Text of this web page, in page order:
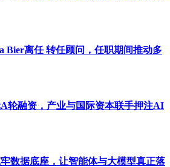
Bier离任 转任顾问，任职期间推动多
轮融资，产业与国际资本联手押注AI
数据底座，让智能体与大模型真正落